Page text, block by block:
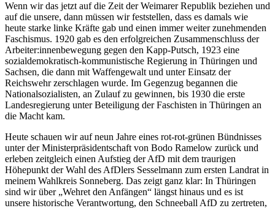
Wenn wir das jetzt auf die Zeit der Weimarer Republik beziehen und
auf die unsere, dann müssen wir feststellen, dass es damals wie
heute starke linke Kräfte gab und einen immer weiter zunehmenden
Faschismus. 1920 gab es den erfolgreichen Zusammenschluss der
Arbeiter:innenbewegung gegen den Kapp-Putsch, 1923 eine
sozialdemokratisch-kommunistische Regierung in Thüringen und
Sachsen, die dann mit Waffengewalt und unter Einsatz der
Reichswehr zerschlagen wurde. Im Gegenzug begannen die
Nationalsozialisten, an Zulauf zu gewinnen, bis 1930 die erste
Landesregierung unter Beteiligung der Faschisten in Thüringen an
die Macht kam.
Heute schauen wir auf neun Jahre eines rot-rot-grünen Bündnisses
unter der Ministerpräsidentschaft von Bodo Ramelow zurück und
erleben zeitgleich einen Aufstieg der AfD mit dem traurigen
Höhepunkt der Wahl des AfDlers Sesselmann zum ersten Landrat in
meinem Wahlkreis Sonneberg. Das zeigt ganz klar: In Thüringen
sind wir über „Wehret den Anfängen“ längst hinaus und es ist
unsere historische Verantwortung, den Schneeball AfD zu zertreten,